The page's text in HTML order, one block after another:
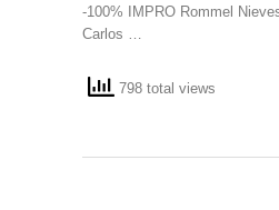
-100% IMPRO Rommel
Carlos …
798 total views